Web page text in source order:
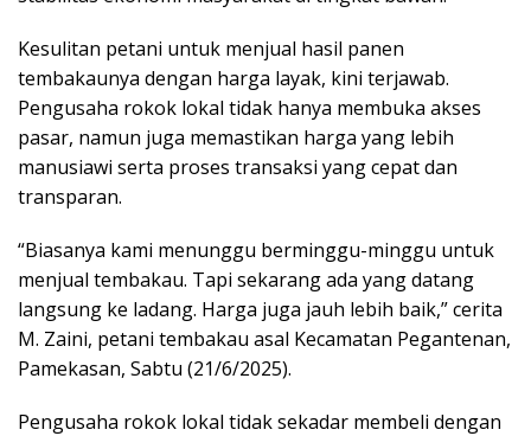
Kesulitan petani untuk menjual hasil panen
tembakaunya dengan harga layak, kini terjawab.
Pengusaha rokok lokal tidak hanya membuka akses
pasar, namun juga memastikan harga yang lebih
manusiawi serta proses transaksi yang cepat dan
transparan.
“Biasanya kami menunggu berminggu-minggu untuk
menjual tembakau. Tapi sekarang ada yang datang
langsung ke ladang. Harga juga jauh lebih baik,” cerita
M. Zaini, petani tembakau asal Kecamatan Pegantenan,
Pamekasan, Sabtu (21/6/2025).
Pengusaha rokok lokal tidak sekadar membeli dengan